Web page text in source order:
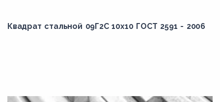
Квадрат стальной 09Г2С 10x10 ГОСТ 2591 - 2006